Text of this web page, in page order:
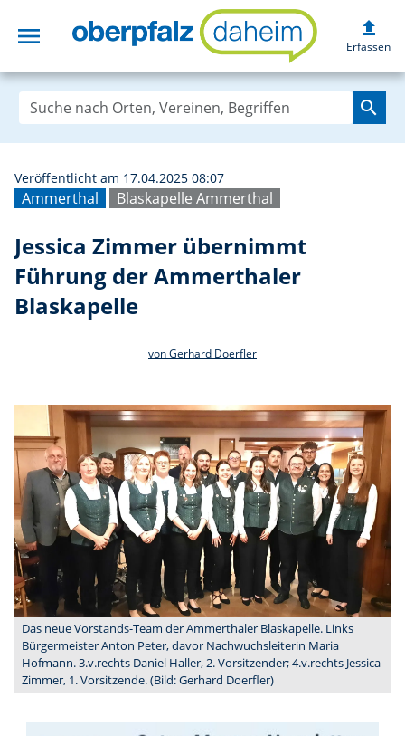
menu Jessica
upload
Erfassen
search
Ammerthal Blaskapelle Ammerthal
Veröffentlicht am 17.04.2025 08:07
Jessica Zimmer übernimmt
Führung der Ammerthaler
Blaskapelle
von Gerhard Doerfler
Das neue Vorstands-Team der Ammerthaler Blaskapelle. Links
Bürgermeister Anton Peter, davor Nachwuchsleiterin Maria
Hofmann. 3.v.rechts Daniel Haller, 2. Vorsitzender; 4.v.rechts Jessica
Zimmer, 1. Vorsitzende. (Bild: Gerhard Doerfler)